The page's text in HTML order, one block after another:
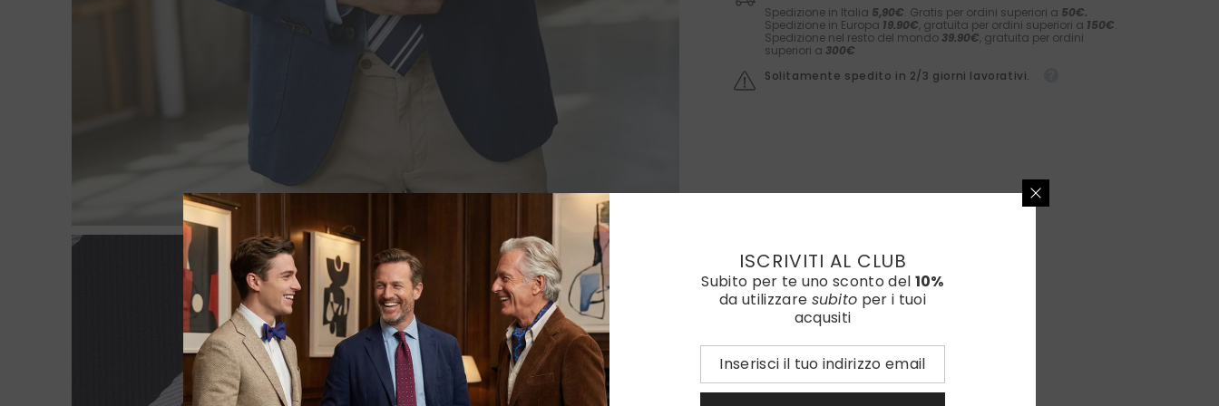
Spedizione in Italia 5,90€. Gratis per ordini superiori a 50€.
Spedizione in Europa 19.90€, gratuita per ordini superiori a 150€.
Spedizione nel resto del mondo 39.90€, gratuita per ordini
superiori a 300€
Solitamente spedito in 2/3 giorni lavorativi.
ISCRIVITI AL CLUB
Subito per te uno sconto del 10%
da utilizzare subito per i tuoi
acqusiti